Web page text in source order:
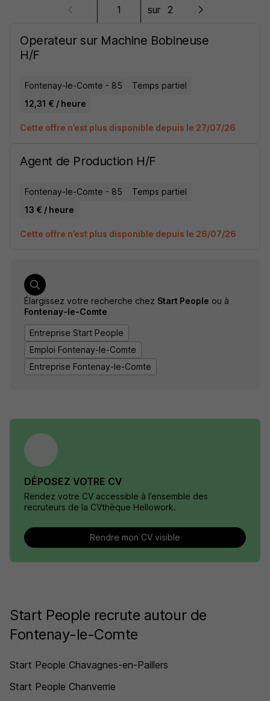
sur 2
Operateur sur Machine Bobineuse
H/F
Fontenay-le-Comte - 85
Temps partiel
12,31 € / heure
Cette offre n’est plus disponible depuis le 27/07/26
Agent de Production H/F
Fontenay-le-Comte - 85
Temps partiel
13 € / heure
Cette offre n’est plus disponible depuis le 26/07/26
Élargissez votre recherche chez Start People ou à
Fontenay-le-Comte
Entreprise Start People
Emploi Fontenay-le-Comte
Entreprise Fontenay-le-Comte
DÉPOSEZ VOTRE CV
Rendez votre CV accessible à l’ensemble des
recruteurs de la CVthèque Hellowork.
Rendre mon CV visible
Start People recrute autour de
Fontenay-le-Comte
Start People Chavagnes-en-Paillers
Start People Chanverrie